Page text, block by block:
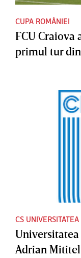
CUPA ROMÂNIEI
FCU Craiova
primul tur
CS
Adrian